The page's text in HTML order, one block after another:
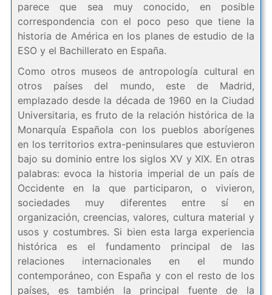
parece que sea muy conocido, en posible
correspondencia con el poco peso que tiene la
historia de América en los planes de estudio de la
ESO y el Bachillerato en España.
Como otros museos de antropología cultural en
otros países del mundo, este de Madrid,
emplazado desde la década de 1960 en la Ciudad
Universitaria, es fruto de la relación histórica de la
Monarquía Española con los pueblos aborígenes
en los territorios extra-peninsulares que estuvieron
bajo su dominio entre los siglos XV y XIX. En otras
palabras: evoca la historia imperial de un país de
Occidente en la que participaron, o vivieron,
sociedades muy diferentes entre sí en
organización, creencias, valores, cultura material y
usos y costumbres. Si bien esta larga experiencia
histórica es el fundamento principal de las
relaciones internacionales en el mundo
contemporáneo, con España y con el resto de los
países, es también la principal fuente de la